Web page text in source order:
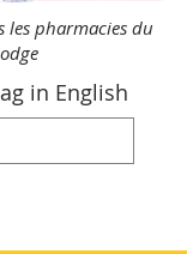
les pharmacies du
in English